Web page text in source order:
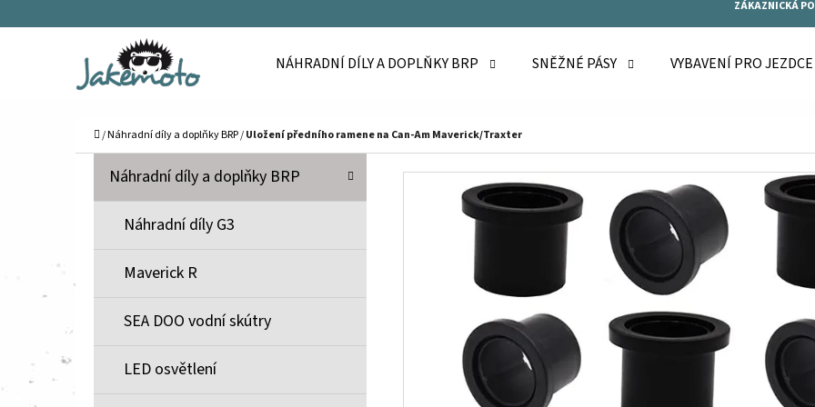
ZÁKAZNICKÁ
NÁHRADNÍ DÍLY A DOPLŇKY BRP SNĚŽNÉ PÁSY VYBAVENÍ PRO JEZDCE
Domů
/Náhradní díly a doplňky BRP/Uložení předního ramene na Can-Am Maverick/Traxter
R
Přeskočit
kategorie
K
T
Náhradní díly a doplňky BRP
Náhradní díly G3
Maverick R
SEA DOO vodní skútry
LED osvětlení
obchodu
obchodu
HLEDAT
DOPORUČUJEME